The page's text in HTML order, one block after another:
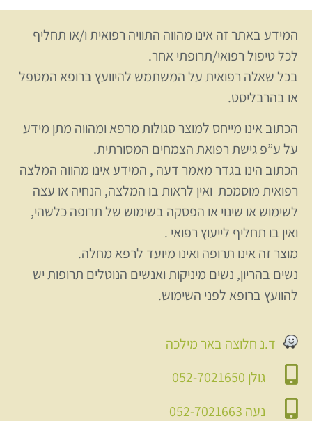
המידע באתר זה אינו מהווה התוויה רפואית ו/או תחליף
לכל טיפול רפואי/תרופתי אחר.
בכל שאלה רפואית על המשתמש להיוועץ ברופא המטפל
או בהרבליסט.
הכתוב אינו מייחס למוצר סגולות מרפא ומהווה מתן מידע
על ע”פ גישת רפואת הצמחים המסורתית.
הכתוב הינו בגדר מאמר דעה , המידע אינו מהווה המלצה
רפואית מוסמכת ואין לראות בו המלצה, הנחיה או עצה
לשימוש או שינוי או הפסקה בשימוש של תרופה כלשהי,
ואין בו תחליף לייעוץ רפואי .
מוצר זה אינו תרופה ואינו מיועד לרפא מחלה.
נשים בהריון, נשים מיניקות ואנשים הנוטלים תרופות יש
להוועץ ברופא לפני השימוש.
ד.נ חלוצה באר מילכה
גולן 052-7021650
נעה 052-7021663